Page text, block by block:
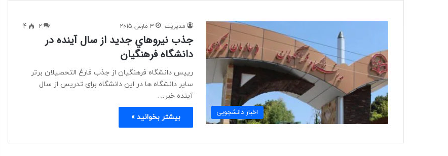
اخبار دانشجویی
مدیریت 3 مارس 2015 2
4
جذب نيروهاي جديد از سال آينده در
دانشگاه فرهنگيان
رییس دانشگاه فرهنگیان از جذب فارغ التحصیلان برتر
سایر دانشگاه ها در این دانشگاه برای تدریس از سال
آینده خبر…
بیشتر بخوانید »